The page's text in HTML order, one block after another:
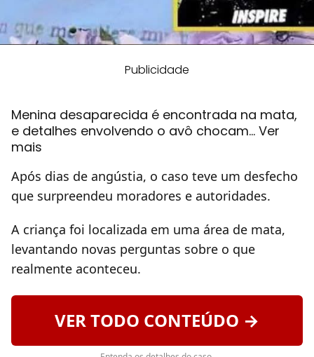
Publicidade
Menina desaparecida é encontrada na mata,
e detalhes envolvendo o avô chocam… Ver
mais
Após dias de angústia, o caso teve um desfecho
que surpreendeu moradores e autoridades.
A criança foi localizada em uma área de mata,
levantando novas perguntas sobre o que
realmente aconteceu.
VER TODO CONTEÚDO →